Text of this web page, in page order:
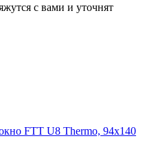
с вами и уточнят
FTT U8 Thermo, 94х140